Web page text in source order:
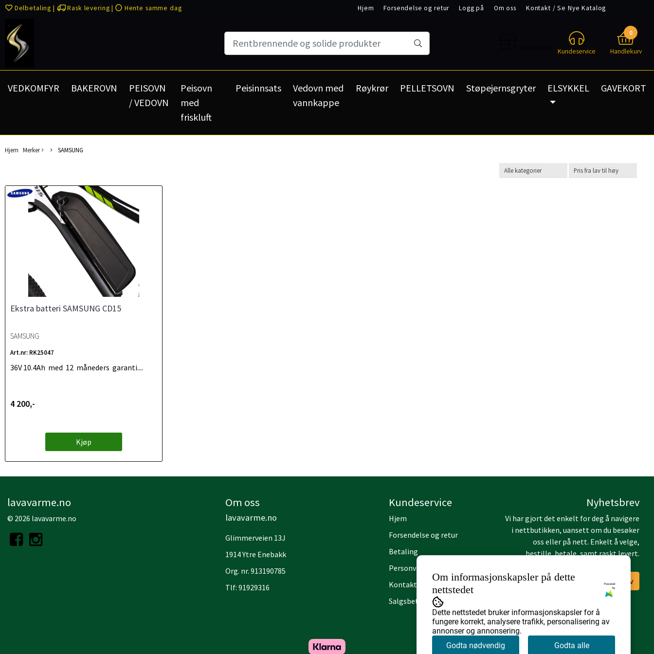
Delbetaling | Rask levering | Hente samme dag Hjem Forsendelse og retur Logg på Om oss
Kontakt / Se Nye Katalog
Kundeservice
0
Handlekurv
VEDKOMFYR BAKEROVN
PEISOVN
/ VEDOVN
Peisovn
med
friskluft
Peisinnsats
Vedovn med
vannkappe
Røykrør PELLETSOVN Støpejernsgryter ELSYKKEL GAVEKORT
Hjem Merker SAMSUNG
Ekstra batteri SAMSUNG CD15
SAMSUNG
Art.nr: RK25047
36V 10.4Ah med 12 måneders garanti....
4 200,-
Kjøp
lavavarme.no
© 2026 lavavarme.no
Om oss
lavavarme.no
Glimmerveien 13J
1914 Ytre Enebakk
Org. nr. 913190785
Tlf: 91929316
Kundeservice
Hjem
Forsendelse og retur
Betaling
Personvern
Kontakt / Se Nye Katalog
Salgsbetingelser
Nyhetsbrev
Vi har gjort det enkelt for deg å navigere
i nettbutikken, uansett om du besøker
oss eller på nett. Enkelt å velge,
bestille, betale, samt raskt levert.
Abonner på nyhetsbrev
Om informasjonskapsler på dette
nettstedet
Powered
by
Dette nettstedet bruker informasjonskapsler for å
fungere korrekt, analysere trafikk, personalisering av
annonser og annonsering.
Godta nødvendig
Godta alle